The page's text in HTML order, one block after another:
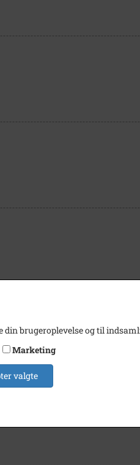
din brugeroplevelse og til
Marketing
valgte